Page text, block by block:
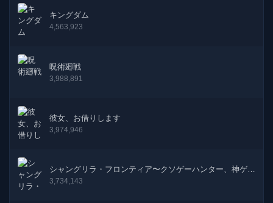
6話
4話
3話
2話 13-09-2024
キングダム
4,563,923
呪術廻戦
3,988,891
彼女、お借りします
3,974,946
シャングリラ・フロンティア〜クソゲーハンター、神ゲー
に挑まんとす〜
3,734,143